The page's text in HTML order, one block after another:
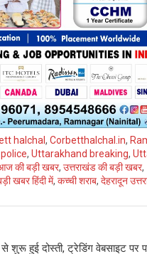
halchal, Corbetthalchal.in,
, Uttarakhand breaking,
की बड़ी खबर, उत्तराखंड की बड़ी खबर,
खबर हिंदी में, कच्ची शराब, देहरादून
शुरू हुई दोस्ती, ट्रेडिंग वेबसाइट पर